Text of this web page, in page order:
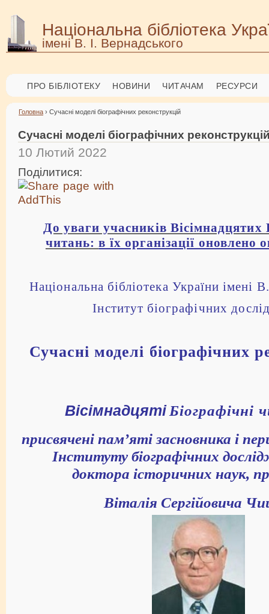
Національна бібліотека
імені В. І. Вернадського
ПРО БІБЛІОТЕКУ НОВИНИ ЧИТАЧАМ РЕСУРСИ
Головна › Сучасні моделі біографічних реконструкцій
Сучасні моделі біографічних
10 Лютий 2022
Поділитися:
До уваги учасників Вісімнадцятих
читань:в їх організації оновлено
Національна бібліотека України імені
Інститут біографічних
Сучасні моделі біографічних
Вісімнадцяті Біографічні
присвячені пам’яті засновника і
Інституту біографічних
доктора історичних наук,
Віталія Сергійовича